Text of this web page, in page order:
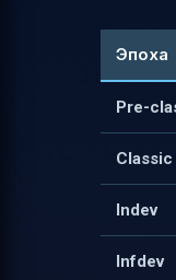
Эпоха
Pre-
Classic
Indev
Infdev